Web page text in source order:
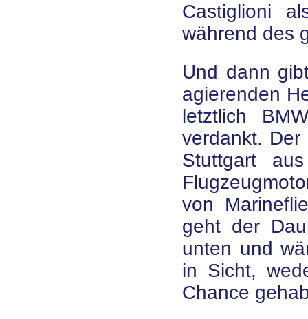
Castiglioni
während des
Und dann
agierenden
letztlich
verdankt.
Stuttgart
von
geht der
unten und
in Sicht,
Chance